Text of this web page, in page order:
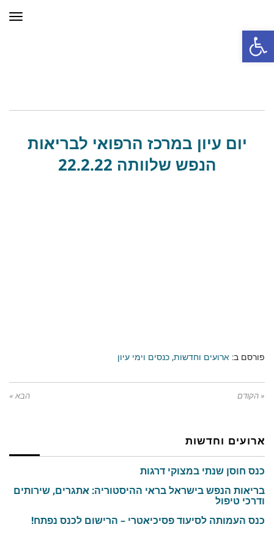
פתח סרגל נגישות
יום עיון במרכז הרפואי לבריאות
הנפש שלוותה 22.2.22
פורסם ב: ארועים וחדשות, כנסים וימי עיון
« הקודם הבא »
ארועים וחדשות
כנס חוסן שנתי במצוקי דרגות
בריאות הנפש בישראל בראי ההיסטוריה: אתגרים, שירותים
ודרכי טיפול
כנס העמותה לסיעוד פסיכיאטרי – הרישום לכנס נפתח!